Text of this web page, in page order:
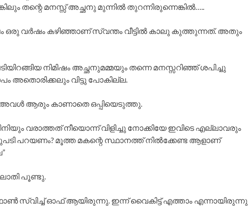
തന്റെ മനസ്സ് അച്ഛനു മുന്നിൽ തുറന്നിരുന്നെങ്കിൽ…..
ഒരു വർഷം കഴിഞ്ഞാണ് സ്വന്തം വീട്ടിൽ കാലു കുത്തുന്നത്. അതും
നിമിഷം അച്ഛനുമമ്മയും തന്നെ മനസ്സറിഞ്ഞ് ശപിച്ചു
അതൊരിക്കലും വിട്ടു പോകില്ല.
ആരും കാണാതെ ഒപ്പിയെടുത്തു.
വരാത്തത് നീയൊന്ന് വിളിച്ചു നോക്കിയേ ഇവിടെ എല്ലാവരും
പറയണം? മൂത്ത മകന്റെ സ്ഥാനത്ത് നിൽക്കേണ്ട ആളാണ്
പൂണ്ടു.
സ്വിച്ച് ഓഫ് ആയിരുന്നു. ഇന്ന് വൈകിട്ട് എത്താം എന്നായിരുന്നു